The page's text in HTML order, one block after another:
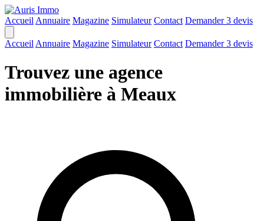
Accueil Annuaire Magazine Simulateur Contact Demander 3 devis
Accueil Annuaire Magazine Simulateur Contact Demander 3 devis
Trouvez une agence
immobilière à Meaux